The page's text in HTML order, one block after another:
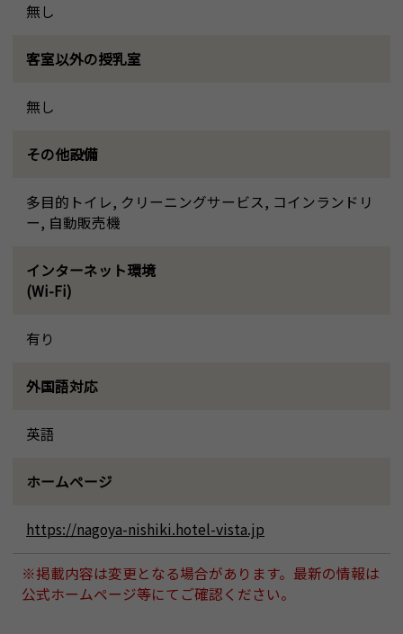
無し
客室以外の授乳室
無し
その他設備
多目的トイレ, クリーニングサービス, コインランドリ
ー, 自動販売機
インターネット環境
(Wi-Fi)
有り
外国語対応
英語
ホームページ
https://nagoya-nishiki.hotel-vista.jp
※掲載内容は変更となる場合があります。最新の情報は
公式ホームページ等にてご確認ください。